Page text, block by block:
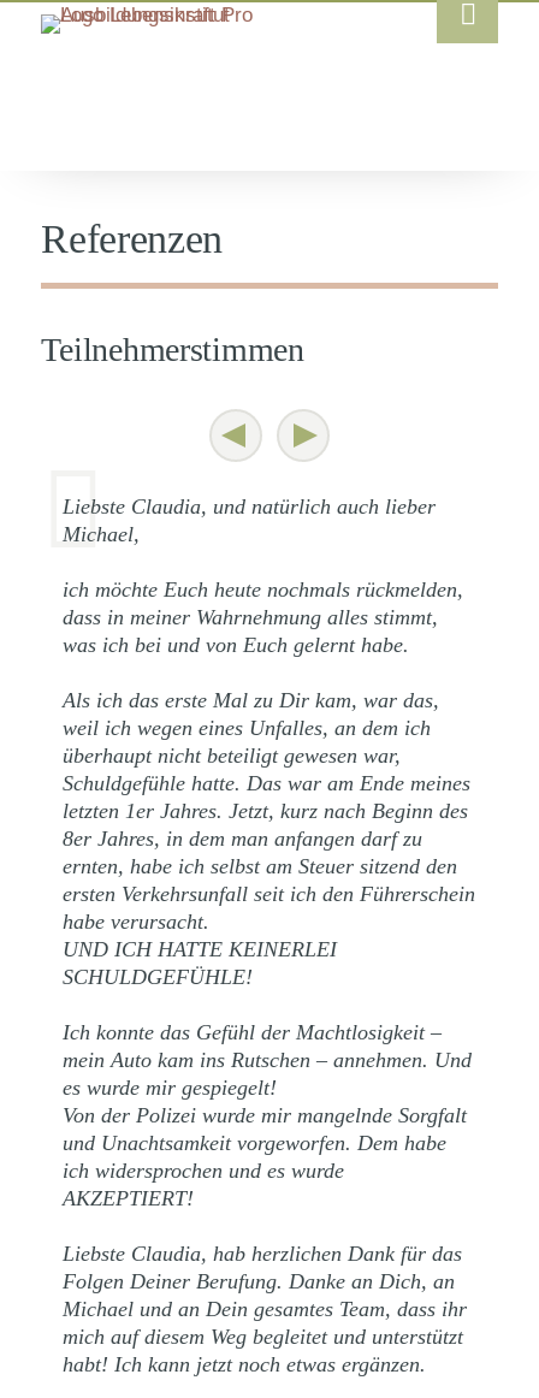
Referenzen
Teilnehmerstimmen
Liebste Claudia, und natürlich auch lieber
Michael,
ich möchte Euch heute nochmals rückmelden,
dass in meiner Wahrnehmung alles stimmt,
was ich bei und von Euch gelernt habe.
Als ich das erste Mal zu Dir kam, war das,
weil ich wegen eines Unfalles, an dem ich
überhaupt nicht beteiligt gewesen war,
Schuldgefühle hatte. Das war am Ende meines
letzten 1er Jahres. Jetzt, kurz nach Beginn des
8er Jahres, in dem man anfangen darf zu
ernten, habe ich selbst am Steuer sitzend den
ersten Verkehrsunfall seit ich den Führerschein
habe verursacht.
UND ICH HATTE KEINERLEI
SCHULDGEFÜHLE!
Ich konnte das Gefühl der Machtlosigkeit –
mein Auto kam ins Rutschen – annehmen. Und
es wurde mir gespiegelt!
Von der Polizei wurde mir mangelnde Sorgfalt
und Unachtsamkeit vorgeworfen. Dem habe
ich widersprochen und es wurde
AKZEPTIERT!
Liebste Claudia, hab herzlichen Dank für das
Folgen Deiner Berufung. Danke an Dich, an
Michael und an Dein gesamtes Team, dass ihr
mich auf diesem Weg begleitet und unterstützt
habt! Ich kann jetzt noch etwas ergänzen.